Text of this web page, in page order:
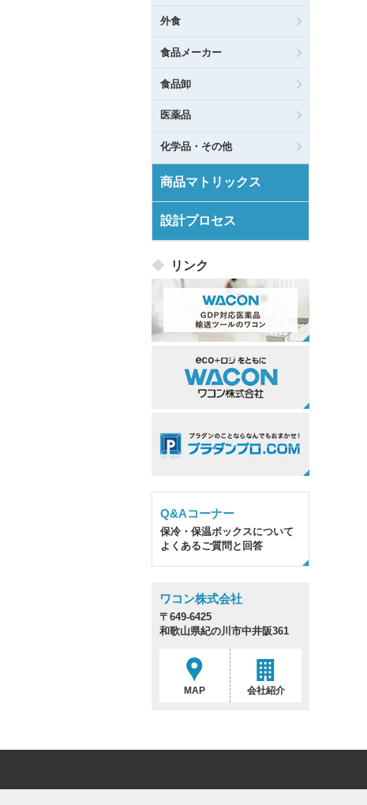
外食
食品メーカー
食品卸
医薬品
化学品・その他
商品マトリックス
設計プロセス
リンク
Q&Aコーナー
保冷・保温ボックスについて
よくあるご質問と回答
ワコン株式会社
〒649-6425
和歌山県紀の川市中井阪361
MAP 会社紹介